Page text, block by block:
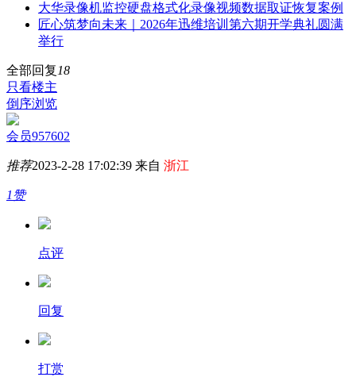
大华录像机监控硬盘格式化录像视频数据取证恢复案例
匠心筑梦向未来｜2026年迅维培训第六期开学典礼圆满
举行
全部回复 18
只看楼主
倒序浏览
会员957602
推荐2023-2-28 17:02:39 来自 浙江
1赞
点评
回复
打赏